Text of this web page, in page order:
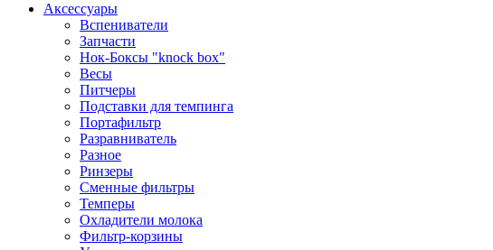
Аксессуары
Вспениватели
Запчасти
Нок-Боксы "knock box"
Весы
Питчеры
Подставки для темпинга
Портафильтр
Разравниватель
Разное
Ринзеры
Сменные фильтры
Темперы
Охладители молока
Фильтр-корзины